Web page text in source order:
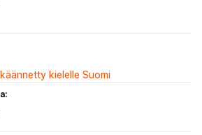
kielelle Suomi